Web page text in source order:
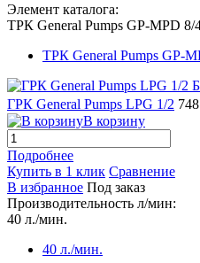
Элемент каталога:
ТРК General Pumps GP-MPD
ТРК General Pumps GP-
ГРК General Pumps LPG 1/2
В корзину
Подробнее
Купить в 1 клик Сравнение
В избранное Под заказ
Производительность л/мин:
40 л./мин.
40 л./мин.